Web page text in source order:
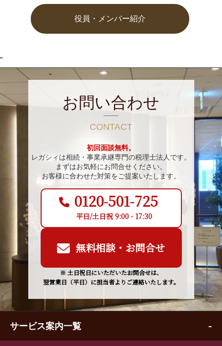
役員・メンバー紹介
”
お問い合わせ
CONTACT
初回面談無料。
レガシィは相続・事業承継専門の税理士法人です。
まずはお気軽にお問合せください。
お客様に合わせた対策をご提案いたします。
0120-501-725
平日/土日祝 9:00 - 17:30
無料相談・お問合せ
※ 土日祝日にいただいたお問合せは、
翌営業日（平日）に担当者よりご連絡いたします。
サービス案内一覧